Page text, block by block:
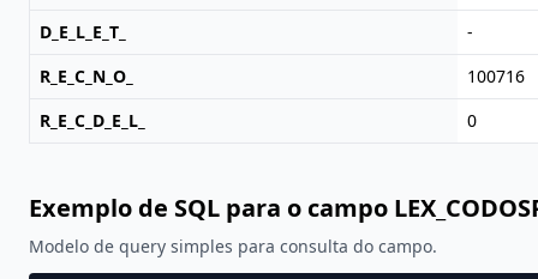
D_E_L_E_T_
-
R_E_C_N_O_
100716
R_E_C_D_E_L_
0
Exemplo de SQL para o campo
Modelo de query simples para consulta do campo.